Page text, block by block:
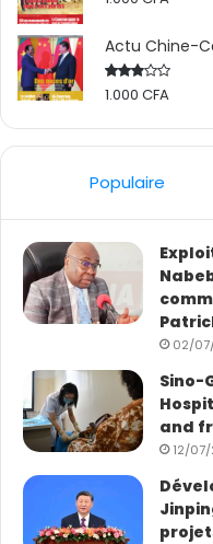
Actu Chine-
Rated
1.000 CFA
Populaire
02/
Sino-
and
12/